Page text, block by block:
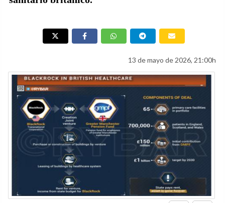
13 de mayo de 2026, 21:00h